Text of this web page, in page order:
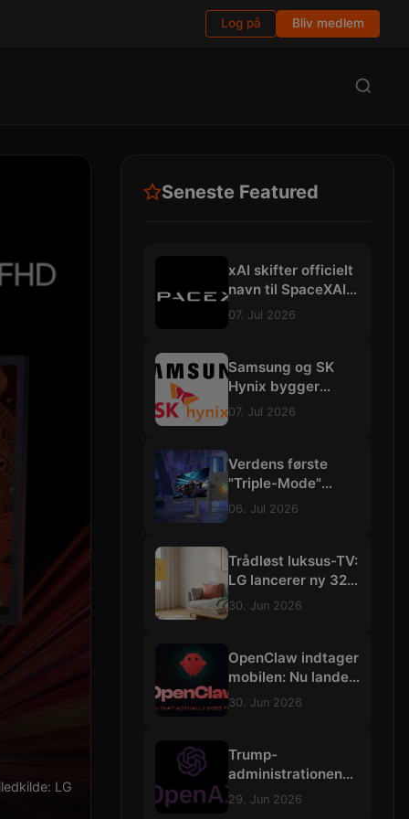
Log på Bliv medlem
LG
Seneste Featured
xAI skifter officielt
navn til SpaceXAI:
Planlægger
rummet
07. Jul 2026
Samsung og SK
Hynix bygger
mega-fabrikker for
07. Jul 2026
Verdens første
"Triple-Mode"
gamingskærm:
06. Jul 2026
Trådløst luksus-TV:
LG lancerer ny 32-
tommers
batteri
30. Jun 2026
OpenClaw indtager
mobilen: Nu lander
de selvstændige
30. Jun 2026
Trump-
administrationen
bremser
29. Jun 2026